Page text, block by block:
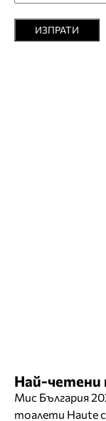
ИЗПРАТИ
Най-четени
Мис България
тоалети Haute